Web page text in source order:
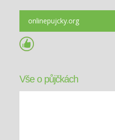
onlinepujcky.org
Vše o půjčkách